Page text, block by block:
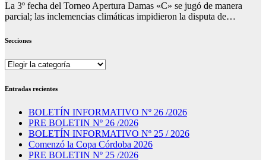
La 3º fecha del Torneo Apertura Damas «C» se jugó de manera
parcial; las inclemencias climáticas impidieron la disputa de…
Secciones
Secciones
Entradas recientes
BOLETÍN INFORMATIVO Nº 26 /2026
PRE BOLETIN Nº 26 /2026
BOLETÍN INFORMATIVO Nº 25 / 2026
Comenzó la Copa Córdoba 2026
PRE BOLETIN Nº 25 /2026